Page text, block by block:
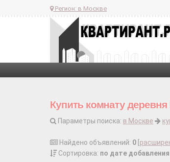
Регион: в Москве
Купить комнату
Параметры поиска: в Москве
Найдено объявлений: 0
Сортировка: по дате добавления